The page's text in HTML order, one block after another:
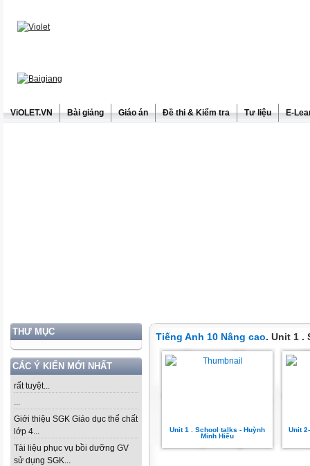
ViOLET.VN Bài giảng Giáo án Đề thi & Kiểm tra Tư liệu E-
THƯ MỤC
CÁC Ý KIẾN MỚI NHẤT
rất tuyệt...
...
Giới thiệu SGK Giáo dục thể chất
lớp 4...
Tài liệu phục vụ bồi dưỡng GV
sử dụng SGK...
Tiếng Anh 10 Nâng cao. Unit 1 .
Unit 1 . School talks - Huỳnh
Minh Hiếu
Unit